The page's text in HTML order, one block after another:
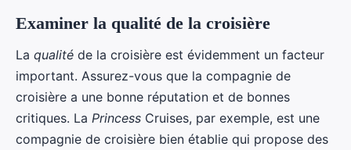
Examiner la qualité de la croisière
La qualité de la croisière est évidemment un facteur
important. Assurez-vous que la compagnie de
croisière a une bonne réputation et de bonnes
critiques. La Princess Cruises, par exemple, est une
compagnie de croisière bien établie qui propose des